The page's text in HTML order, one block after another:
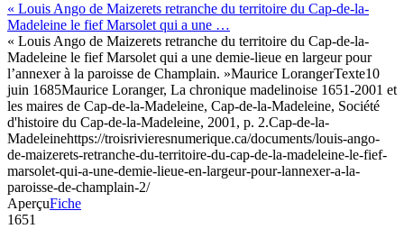
« Louis Ango de Maizerets retranche du territoire du Cap-de-la-
Madeleine le fief Marsolet qui a une …
« Louis Ango de Maizerets retranche du territoire du Cap-de-la-
Madeleine le fief Marsolet qui a une demie-lieue en largeur pour
l’annexer à la paroisse de Champlain. »Maurice LorangerTexte10
juin 1685Maurice Loranger, La chronique madelinoise 1651-2001 et
les maires de Cap-de-la-Madeleine, Cap-de-la-Madeleine, Société
d'histoire du Cap-de-la-Madeleine, 2001, p. 2.Cap-de-la-
Madeleinehttps://troisrivieresnumerique.ca/documents/louis-ango-
de-maizerets-retranche-du-territoire-du-cap-de-la-madeleine-le-fief-
marsolet-qui-a-une-demie-lieue-en-largeur-pour-lannexer-a-la-
paroisse-de-champlain-2/
AperçuFiche
1651